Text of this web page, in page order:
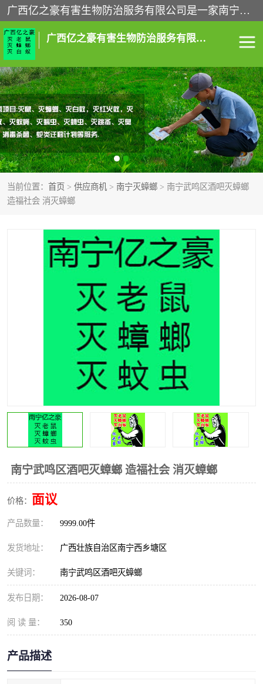
广西亿之豪有害生物防治服务有限公司是一家南宁灭鼠公司、灭蟑螂公司，南宁杀虫公司，南宁除虫公司，南宁灭跳蚤公司，南宁灭白蚁公司，南宁除四害公司,广西亿之豪有害生物防治服务有限公司专业灭蟑螂,除臭虫,其他害虫,服务上门,安全环保,售后保障,一次消杀，竭诚为您服务.
广西亿之豪有害生物防治服务有限公司
当前位置： 首页 > 供应商机 > 南宁灭蟑螂 > 南宁武鸣区酒吧灭蟑螂
造福社会 消灭蟑螂
南宁武鸣区酒吧灭蟑螂 造福社会 消灭蟑螂
价格： 面议
产品数量： 9999.00件
发货地址： 广西壮族自治区南宁西乡塘区
关键词： 南宁武鸣区酒吧灭蟑螂
发布日期： 2026-08-07
阅 读 量： 350
产品描述
南宁灭白蚁 南宁灭老鼠
南宁灭蟑螂 南宁杀虫
南宁除四害 南宁消杀
南宁除虫公司